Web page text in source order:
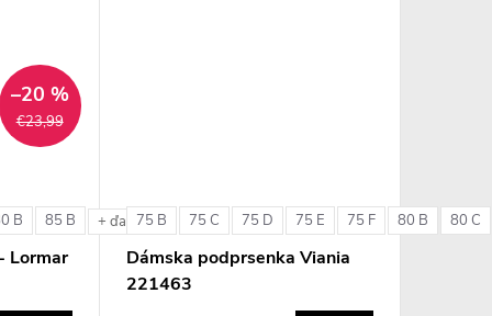
€23,99
–20 %
B 85 B + ďalšie
Lormar
75 B 75 C 75 D 75 E 75 F 80 B 80 C
Dámska podprsenka Viania
221463